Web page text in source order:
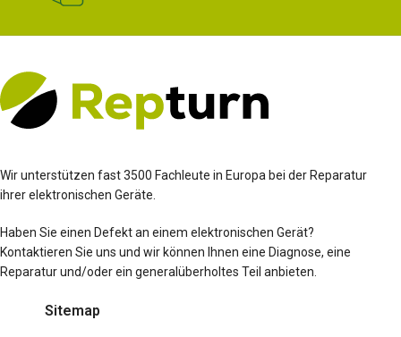
Wir unterstützen fast 3500 Fachleute in Europa bei der Reparatur
ihrer elektronischen Geräte.
Haben Sie einen Defekt an einem elektronischen Gerät?
Kontaktieren Sie uns und wir können Ihnen eine Diagnose, eine
Reparatur und/oder ein generalüberholtes Teil anbieten.
Sitemap